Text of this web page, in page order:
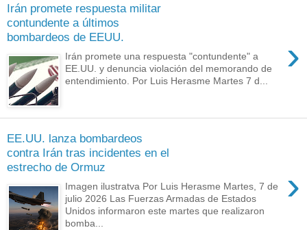
Irán promete respuesta militar
contundente a últimos
bombardeos de EEUU.
›
Irán promete una respuesta "contundente" a
EE.UU. y denuncia violación del memorando de
entendimiento. Por Luis Herasme Martes 7 d...
EE.UU. lanza bombardeos
contra Irán tras incidentes en el
estrecho de Ormuz
›
Imagen ilustratva Por Luis Herasme Martes, 7 de
julio 2026 Las Fuerzas Armadas de Estados
Unidos informaron este martes que realizaron
bomba...